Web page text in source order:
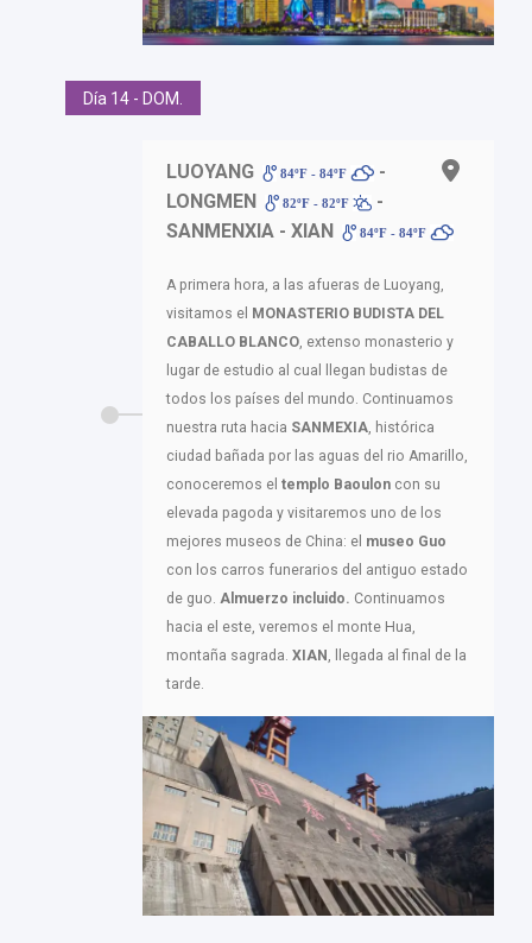
Día 14 - DOM.
LUOYANG 84ºF - 84ºF
-
LONGMEN
82ºF - 82ºF
-
SANMENXIA - XIAN
84ºF - 84ºF
A primera hora, a las afueras de Luoyang,
visitamos el MONASTERIO BUDISTA DEL
CABALLO BLANCO, extenso monasterio y
lugar de estudio al cual llegan budistas de
todos los países del mundo. Continuamos
nuestra ruta hacia SANMEXIA, histórica
ciudad bañada por las aguas del rio Amarillo,
conoceremos el templo Baoulon con su
elevada pagoda y visitaremos uno de los
mejores museos de China: el museo Guo
con los carros funerarios del antiguo estado
de guo. Almuerzo incluido. Continuamos
hacia el este, veremos el monte Hua,
montaña sagrada. XIAN, llegada al final de la
tarde.